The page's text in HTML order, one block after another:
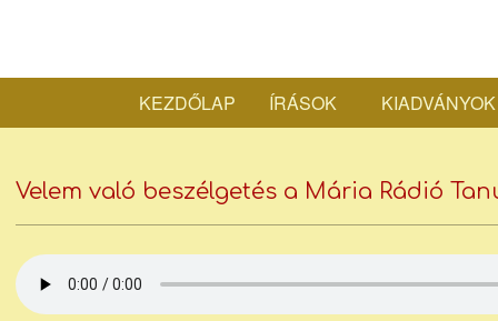
KEZDŐLAP ÍRÁSOK KIADVÁNYOK
Velem való beszélgetés a Mária Rádió